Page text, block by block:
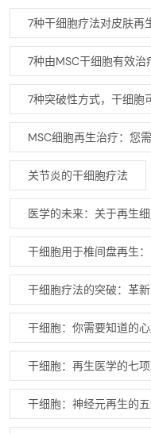
7种干细胞疗法对皮肤再
7种由MSC干细胞有效治
7种突破性方式，干细胞
MSC细胞再生治疗：您
关节炎的干细胞疗法
医学的未来：关于再生
干细胞用于椎间盘再生
干细胞疗法的突破：革
干细胞：你需要知道的
干细胞：再生医学的七
干细胞：神经元再生的